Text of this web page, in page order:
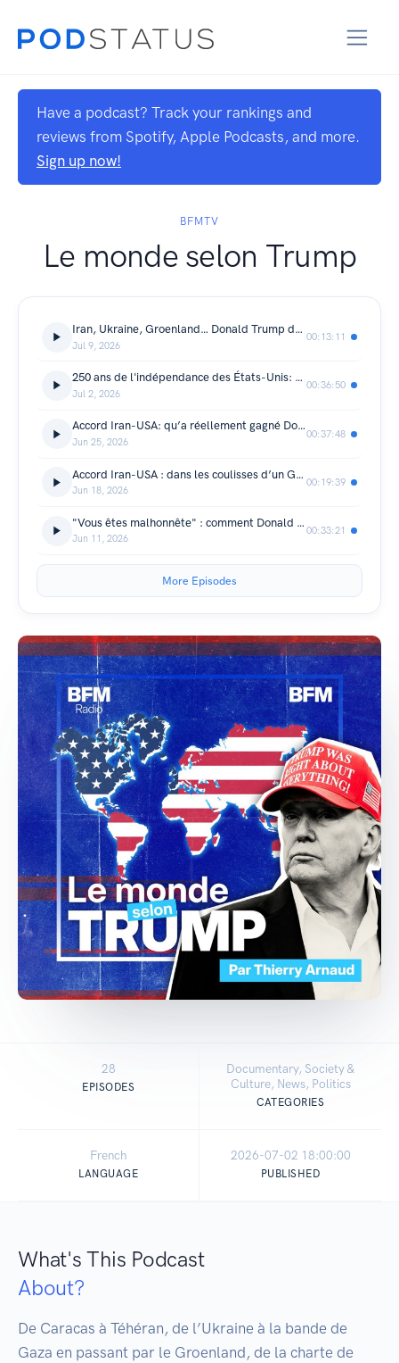
Have a podcast? Track your rankings and
reviews from Spotify, Apple Podcasts, and more.
Sign up now!
BFMTV
Le monde selon Trump
Iran, Ukraine, Groenland… Donald Trump donne le ton du sommet de l’OTAN
Jul 9, 2026
00:13:11
250 ans de l'indépendance des États-Unis: Donald Trump va-t-il parvenir à laisser son empreinte?
Jul 2, 2026
00:36:50
Accord Iran-USA: qu’a réellement gagné Donald Trump?
Jun 25, 2026
00:37:48
Accord Iran-USA : dans les coulisses d’un G7 décisif
Jun 18, 2026
00:19:39
"Vous êtes malhonnête" : comment Donald Trump a fait des journalistes son adversaire favori
Jun 11, 2026
00:33:21
More Episodes
28
EPISODES
Documentary, Society &
Culture, News, Politics
CATEGORIES
French
LANGUAGE
2026-07-02 18:00:00
PUBLISHED
What's This Podcast
About?
De Caracas à Téhéran, de l’Ukraine à la bande de
Gaza en passant par le Groenland, de la charte de